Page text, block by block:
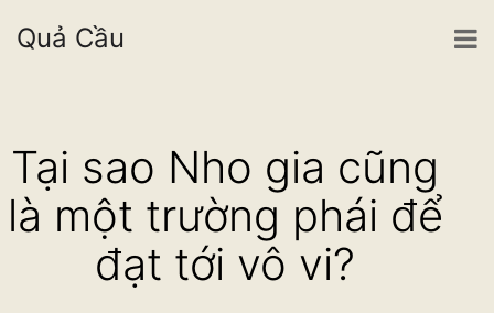
Quả Cầu
content
Tại sao Nho gia cũng
là một trường phái để
đạt tới vô vi?